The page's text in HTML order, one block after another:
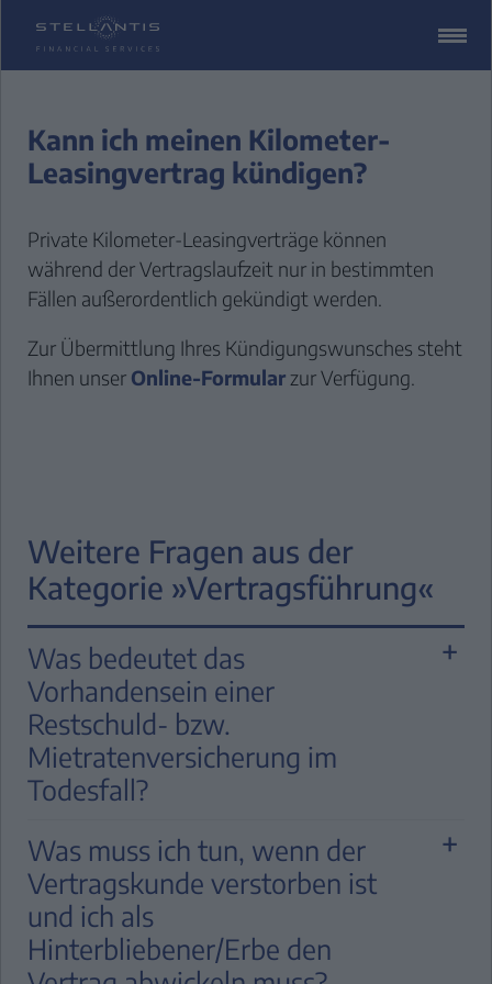
Kann ich meinen Kilometer-
Leasingvertrag kündigen?
Private Kilometer-Leasingverträge können
während der Vertragslaufzeit nur in bestimmten
Fällen außerordentlich gekündigt werden.
Zur Übermittlung Ihres Kündigungswunsches steht
Ihnen unser Online-Formular zur Verfügung.
Weitere Fragen aus der
Kategorie »Vertragsführung«
Was bedeutet das
Vorhandensein einer
Restschuld- bzw.
Mietratenversicherung im
Todesfall?
Beim Tod des Vertragskunden werden
vom Versicherer die Möglichkeiten des
Eintritts der Versicherung für die
ausstehenden Raten/Restwerte geprüft.
Dazu benötigt der Versicherer neben der
Was muss ich tun, wenn der
Vertragskunde verstorben ist
und ich als
Hinterbliebener/Erbe den